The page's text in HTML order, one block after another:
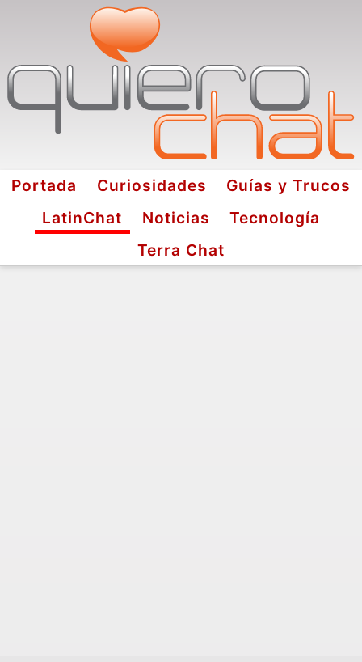
Portada Curiosidades
Guías y Trucos
LatinChat
Noticias
Tecnología
Terra Chat